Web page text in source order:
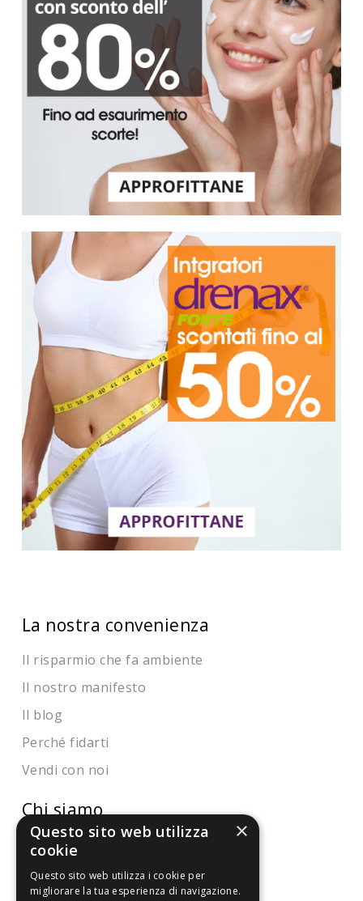
La nostra convenienza
Il risparmio che fa ambiente
Il nostro manifesto
Il blog
Perché fidarti
Vendi con noi
Chi siamo
Chi Siamo
Sostegno e riconoscimenti
×
Questo sito web utilizza
cookie
Questo sito web utilizza i cookie per
migliorare la tua esperienza di navigazione.